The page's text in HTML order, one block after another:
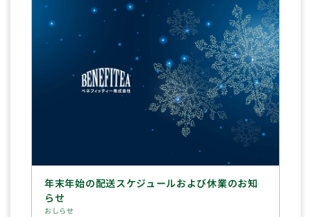
年末年始の配送スケジュールおよび休業のお知
らせ
おしらせ